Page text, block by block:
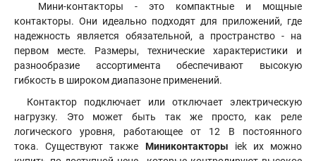
Мини-контакторы - это компактные и мощные
контакторы. Они идеально подходят для приложений, где
надежность является обязательной, а пространство - на
первом месте. Размеры, технические характеристики и
разнообразие ассортимента обеспечивают высокую
гибкость в широком диапазоне применений.
Контактор подключает или отключает электрическую
нагрузку. Это может быть так же просто, как реле
логического уровня, работающее от 12 В постоянного
тока. Существуют также Миниконтакторы iek их можно